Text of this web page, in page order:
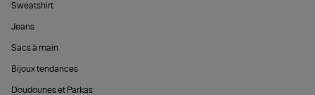
Sweatshirt
Jeans
Sacs à main
Bijoux tendances
Doudounes et Parkas